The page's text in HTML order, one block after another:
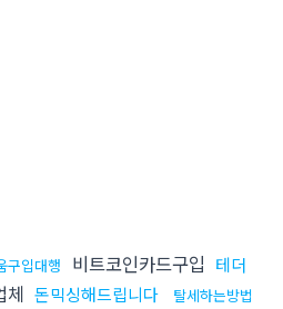
구입대행 비트코인카드구입 테더
체 돈믹싱해드립니다
탈세하는방법